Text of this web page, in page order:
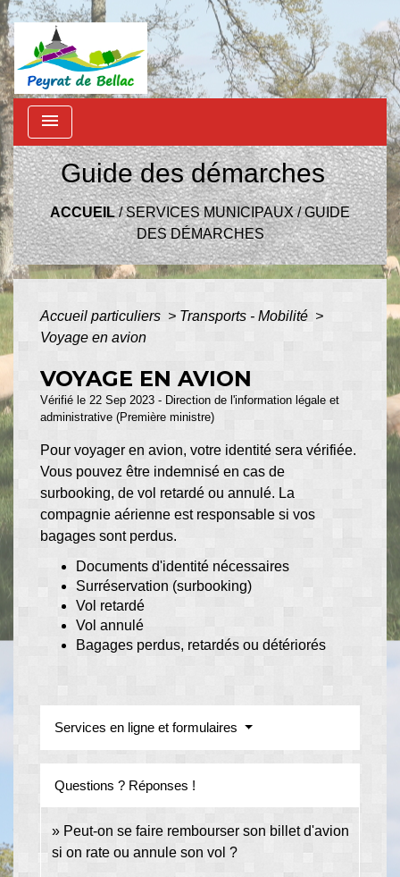
menu
Guide des démarches
ACCUEIL/SERVICES MUNICIPAUX/GUIDE
DES DÉMARCHES
Accueil particuliers > Transports - Mobilité >
Voyage en avion
VOYAGE EN AVION
Vérifié le 22 Sep 2023 - Direction de l'information légale et
administrative (Première ministre)
Pour voyager en avion, votre identité sera vérifiée.
Vous pouvez être indemnisé en cas de
surbooking, de vol retardé ou annulé. La
compagnie aérienne est responsable si vos
bagages sont perdus.
Documents d'identité nécessaires
Surréservation (surbooking)
Vol retardé
Vol annulé
Bagages perdus, retardés ou détériorés
Services en ligne et formulaires
Questions ? Réponses !
Peut-on se faire rembourser son billet d'avion
si on rate ou annule son vol ?